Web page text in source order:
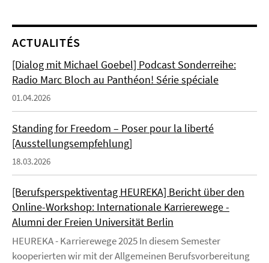
ACTUALITÉS
[Dialog mit Michael Goebel] Podcast Sonderreihe:
Radio Marc Bloch au Panthéon! Série spéciale
01.04.2026
Standing for Freedom – Poser pour la liberté
[Ausstellungsempfehlung]
18.03.2026
[Berufsperspektiventag HEUREKA] Bericht über den
Online-Workshop: Internationale Karrierewege -
Alumni der Freien Universität Berlin
HEUREKA - Karrierewege 2025 In diesem Semester
kooperierten wir mit der Allgemeinen Berufsvorbereitung